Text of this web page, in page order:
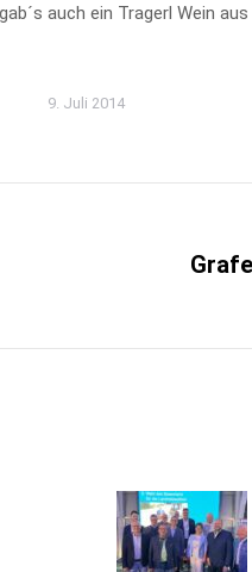
auch ein Tragerl Wein
9. Juli 2014